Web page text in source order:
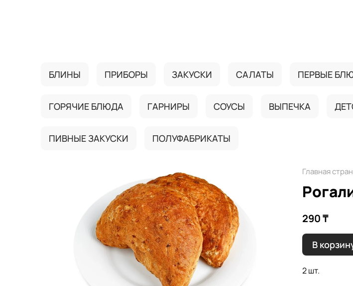
БЛИНЫ ПРИБОРЫ ЗАКУСКИ САЛАТЫ ПЕРВЫЕ
ГОРЯЧИЕ БЛЮДА ГАРНИРЫ СОУСЫ ВЫПЕЧКА
ПИВНЫЕ ЗАКУСКИ ПОЛУФАБРИКАТЫ
Главная
290 ₸
В
2 шт.